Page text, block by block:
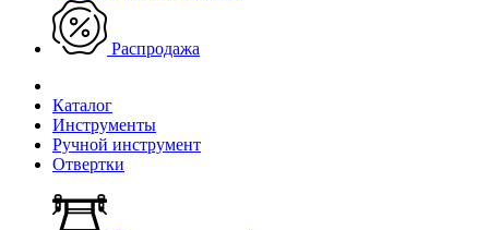
Распродажа
Каталог
Инструменты
Ручной инструмент
Отвертки